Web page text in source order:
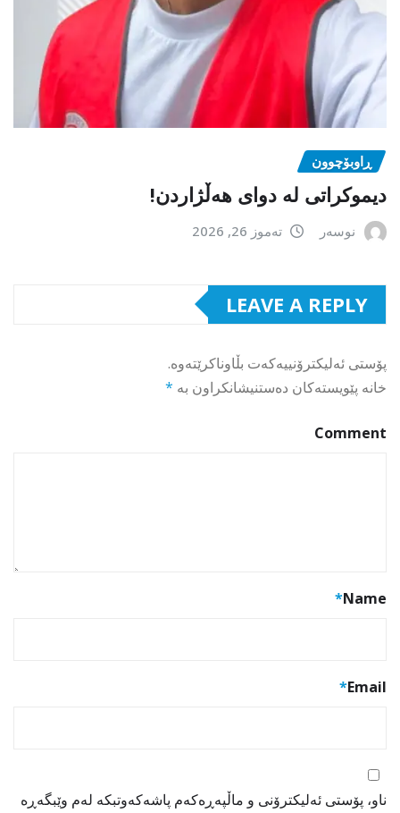
ڕاوبۆچوون
دیموکراتی لە دوای هەڵژاردن!
نوسەر تەموز 26, 2026
LEAVE A REPLY
پۆستی ئەلیکترۆنییەکەت بڵاوناکرێتەوە.
خانە پێویستەکان دەستنیشانکراون بە *
Comment
Name
*
Email
*
ناو، پۆستی ئەلیکترۆنی و ماڵپەڕەکەم پاشەکەوتبکە لەم وێبگەڕە